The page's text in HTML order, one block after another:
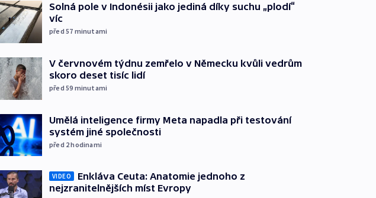
Solná pole v Indonésii jako jediná díky suchu „plodí“
víc
před 57 minutami
V červnovém týdnu zemřelo v Německu kvůli vedrům
skoro deset tisíc lidí
před 59 minutami
Umělá inteligence firmy Meta napadla při testování
systém jiné společnosti
před 2hodinami
VIDEO
Enkláva Ceuta: Anatomie jednoho z
nejzranitelnějších míst Evropy